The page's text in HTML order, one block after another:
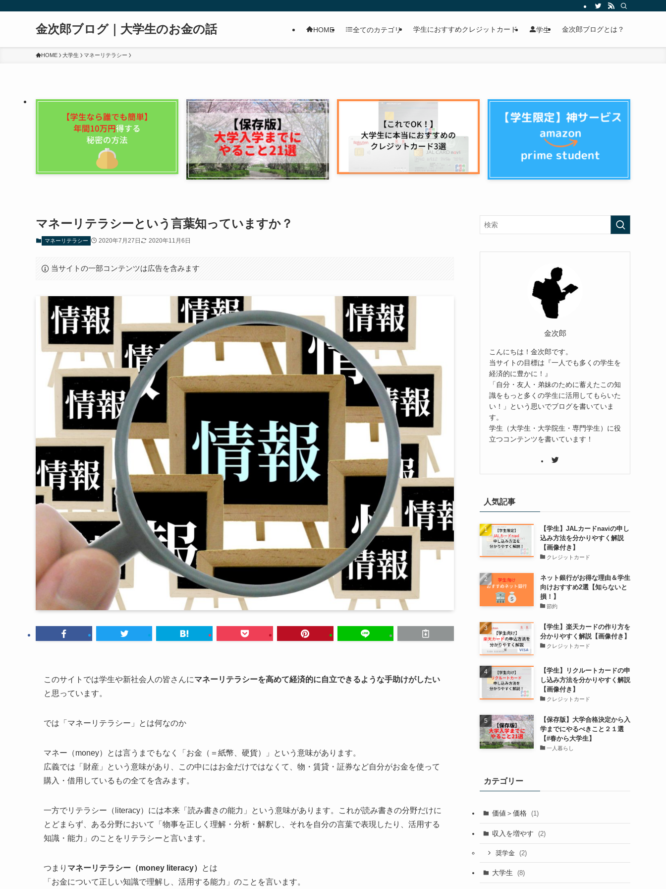
金次郎ブログ｜大学生のお金の話 HOME 全てのカテゴリ 学生におすすめクレジットカード 学生 金次郎ブログとは？
HOME 大学生 マネーリテラシー
マネーリテラシーという言葉知っていますか？
マネーリテラシー 2020年7月27日 2020年11月6日
当サイトの一部コンテンツは広告を含みます
このサイトでは学生や新社会人の皆さんにマネーリテラシーを高めて経済的に自立できるような手助けがしたい
と思っています。
では「マネーリテラシー」とは何なのか
マネー（money）とは言うまでもなく「お金（＝紙幣、硬貨）」という意味があります。
広義では「財産」という意味があり、この中にはお金だけではなくて、物・賃貸・証券など自分がお金を使って
購入・借用しているもの全てを含みます。
一方でリテラシー（literacy）には本来「読み書きの能力」という意味があります。これが読み書きの分野だけに
とどまらず、ある分野において「物事を正しく理解・分析・解釈し、それを自分の言葉で表現したり、活用する
知識・能力」のことをリテラシーと言います。
つまり マネーリテラシー（money literacy）
とは
「 お金について正しい知識で理解し、活用する能力 」のことを言います。
金次郎
こんにちは！金次郎です。
当サイトの目標は『一人でも多くの学生を
経済的に豊かに！』
「自分・友人・弟妹のために蓄えたこの知
識をもっと多くの学生に活用してもらいた
い！」という思いでブログを書いていま
す。
学生（大学生・大学院生・専門学生）に役
立つコンテンツを書いています！
人気記事
【学生】JALカードnaviの申し
込み方法を分かりやすく解説
【画像付き】
クレジットカード
ネット銀行がお得な理由＆学生
向けおすすめ2選【知らないと
損！】
節約
【学生】楽天カードの作り方を
分かりやすく解説【画像付き】
クレジットカード
【学生】リクルートカードの申
し込み方法を分かりやすく解説
【画像付き】
クレジットカード
【保存版】大学合格決定から入
学までにやるべきこと２１選
【#春から大学生】
一人暮らし
カテゴリー
価値＞価格 (1)
収入を増やす (2)
奨学金 (2)
大学生 (8)